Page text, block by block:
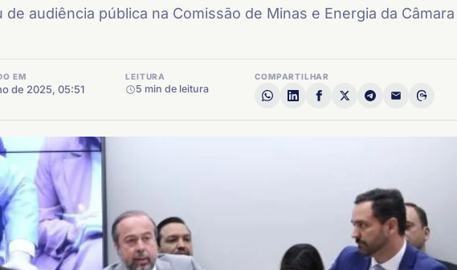
audiência pública na Comissão de Minas e Energia da Câmara
EM
de 2025, 05:51
LEITURA
5 min de leitura
COMPARTILHAR